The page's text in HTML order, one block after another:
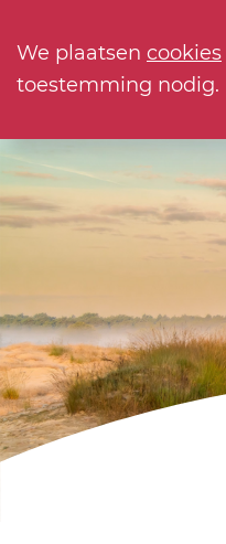
We plaatsen cookies
toestemming nodig.